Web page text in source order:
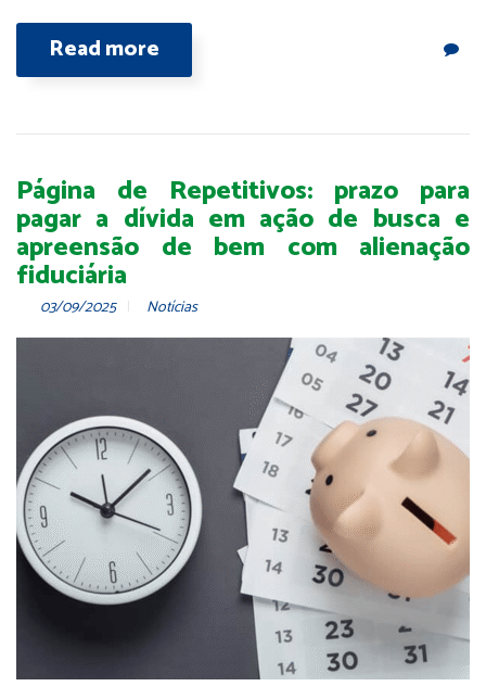
Read more
Página de Repetitivos: prazo para
pagar a dívida em ação de busca e
apreensão de bem com alienação
fiduciária
03/09/2025 Notícias